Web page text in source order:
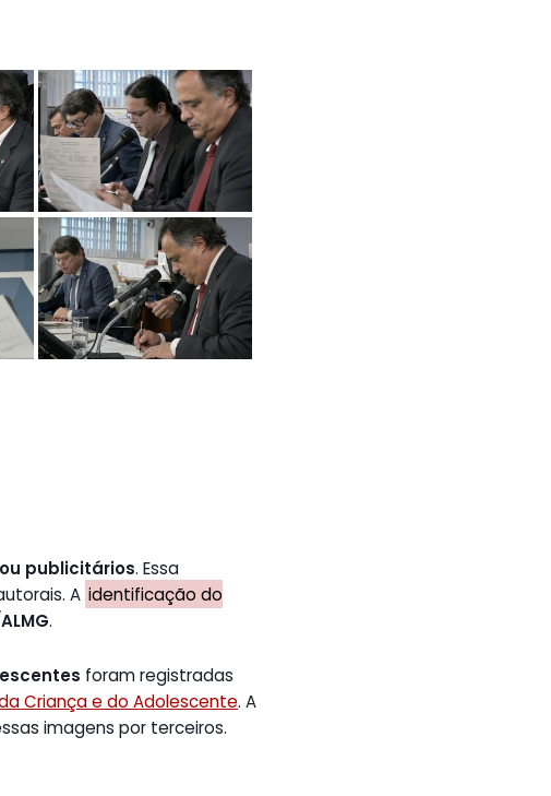
publicitários. Essa
A identificação do
.
foram registradas
Criança e do Adolescente. A
imagens por terceiros.